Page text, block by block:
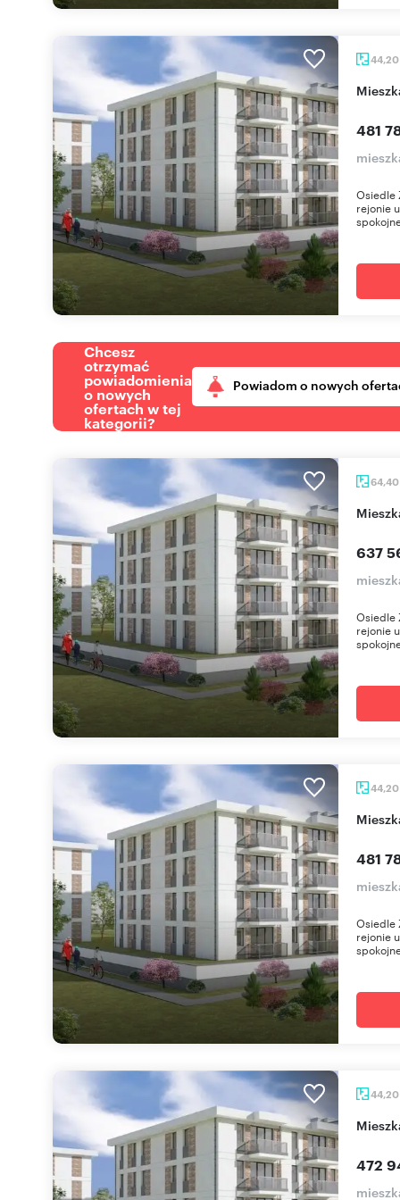
44,20
481
Osiedle
rejonie
Chcesz
otrzymać
powiadomienia
o nowych
ofertach w tej
kategorii?
Powiadom o nowych
64,40
637
Osiedle
rejonie
44,20
481
Osiedle
rejonie
44,20
472